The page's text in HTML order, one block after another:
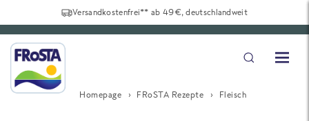
Versandkostenfrei** ab 49€, deutschlandweit
Homepage FRoSTA Rezepte Fleisch